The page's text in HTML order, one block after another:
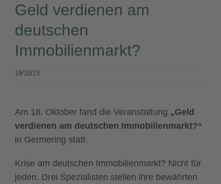
Geld verdienen am
deutschen
Immobilienmarkt?
19/10/23
Am 18. Oktober fand die Veranstaltung „Geld
verdienen am deutschen Immobilienmarkt?“
in Germering statt.
Krise am deutschen Immobilienmarkt? Nicht für
jeden. Drei Spezialisten stellen ihre bewährten